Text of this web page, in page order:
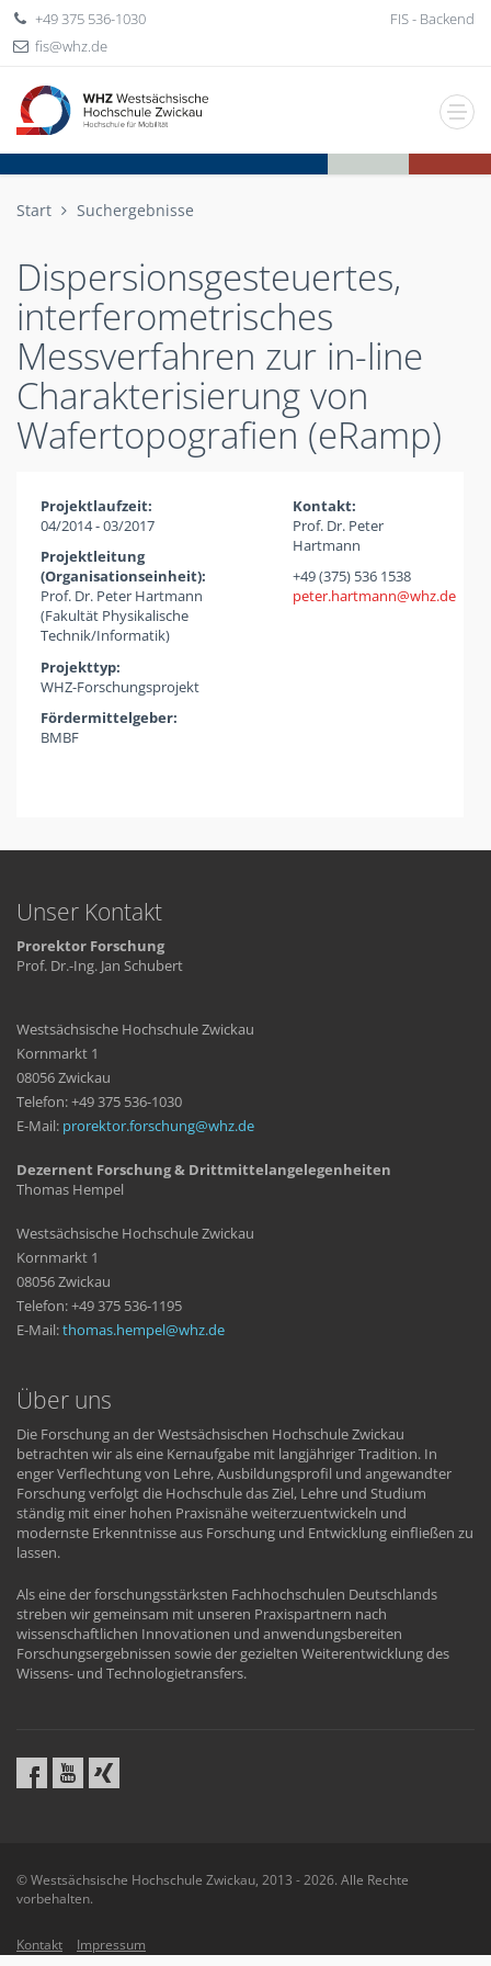
+49 375 536-1030
fis
whzde
FIS - Backend
Start Suchergebnisse
Dispersionsgesteuertes,
interferometrisches
Messverfahren zur in-line
Charakterisierung von
Wafertopografien (eRamp)
Projektlaufzeit:
04/2014 - 03/2017
Projektleitung
(Organisationseinheit):
Prof. Dr. Peter Hartmann
(Fakultät Physikalische
Technik/Informatik)
Projekttyp:
WHZ-Forschungsprojekt
Kontakt:
Prof. Dr. Peter
Hartmann
+49 (375) 536 1538
peter.hartmann
whzde
Fördermittelgeber:
BMBF
Unser Kontakt
Prorektor Forschung
Prof. Dr.-Ing. Jan Schubert
Westsächsische Hochschule Zwickau
Kornmarkt 1
08056 Zwickau
Telefon: +49 375 536-1030
E-Mail: prorektor.forschung whzde
Dezernent Forschung & Drittmittelangelegenheiten
Thomas Hempel
Westsächsische Hochschule Zwickau
Kornmarkt 1
08056 Zwickau
Telefon: +49 375 536-1195
E-Mail:thomas.hempel whzde
Über uns
Die Forschung an der Westsächsischen Hochschule Zwickau
betrachten wir als eine Kernaufgabe mit langjähriger Tradition. In
enger Verflechtung von Lehre, Ausbildungsprofil und angewandter
Forschung verfolgt die Hochschule das Ziel, Lehre und Studium
ständig mit einer hohen Praxisnähe weiterzuentwickeln und
modernste Erkenntnisse aus Forschung und Entwicklung einfließen zu
lassen.
Als eine der forschungsstärksten Fachhochschulen Deutschlands
streben wir gemeinsam mit unseren Praxispartnern nach
wissenschaftlichen Innovationen und anwendungsbereiten
Forschungsergebnissen sowie der gezielten Weiterentwicklung des
Wissens- und Technologietransfers.
© Westsächsische Hochschule Zwickau, 2013 - 2026. Alle Rechte
vorbehalten.
Kontakt Impressum